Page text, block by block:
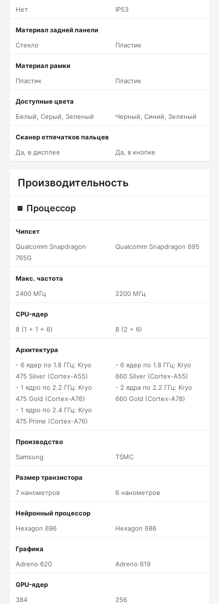
Нет IP53
Материал задней панели
Стекло
Пластик
Материал рамки
Пластик
Пластик
Доступные цвета
Белый, Серый, Зеленый
Черный, Синий, Зеленый
Сканер отпечатков пальцев
Да, в дисплее
Да, в кнопке
Производительность
Процессор
Чипсет
Qualcomm Snapdragon
765G
Qualcomm Snapdragon 695
Макс. частота
2400 МГц
2200 МГц
CPU-ядер
8 (1 + 1 + 6)
8 (2 + 6)
Архитектура
- 6 ядер по 1.8 ГГц: Kryo
475 Silver (Cortex-A55)
- 1 ядро по 2.2 ГГц: Kryo
475 Gold (Cortex-A76)
- 1 ядро по 2.4 ГГц: Kryo
475 Prime (Cortex-A76)
- 6 ядер по 1.8 ГГц: Kryo
660 Silver (Cortex-A55)
- 2 ядра по 2.2 ГГц: Kryo
660 Gold (Cortex-A78)
Производство
Samsung
TSMC
Размер транзистора
7 нанометров
6 нанометров
Нейронный процессор
Hexagon 696
Hexagon 686
Графика
Adreno 620
Adreno 619
GPU-ядер
384
256